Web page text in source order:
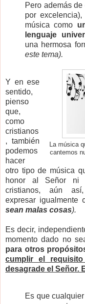
Pero además
por
música como
lenguaje
una hermosa
este tema).
La música
cantemos
Y en ese
sentido,
pienso
que,
como
cristianos
, también
podemos
hacer
otro tipo de música
honor al Señor ni
cristianos, aún
expresar igualmente
sean malas cosas).
Es decir,
momento dado no
para otros
cumplir el
desagrade el Señor.
Es que